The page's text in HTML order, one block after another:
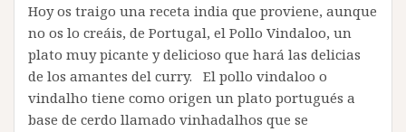
Hoy os traigo una receta india que proviene, aunque
no os lo creáis, de Portugal, el Pollo Vindaloo, un
plato muy picante y delicioso que hará las delicias
de los amantes del curry. El pollo vindaloo o
vindalho tiene como origen un plato portugués a
base de cerdo llamado vinhadalhos que se